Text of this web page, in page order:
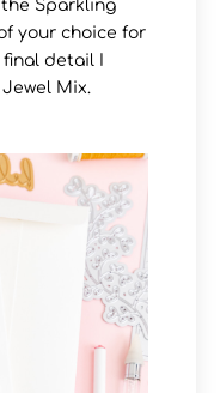
Sparkling
your choice for
detail I
Mix.